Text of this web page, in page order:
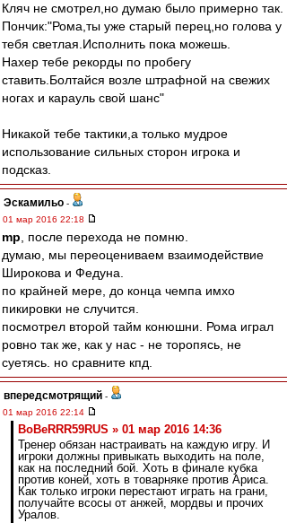
Кляч не смотрел,но думаю было примерно так.
Пончик:"Рома,ты уже старый перец,но голова у
тебя светлая.Исполнить пока можешь.
Нахер тебе рекорды по пробегу
ставить.Болтайся возле штрафной на свежих
ногах и карауль свой шанс"
Никакой тебе тактики,а только мудрое
использование сильных сторон игрока и
подсказ.
Эскамильо -
01 мар 2016 22:18
mp , после перехода не помню.
думаю, мы переоцениваем взаимодействие
Широкова и Федуна.
по крайней мере, до конца чемпа имхо
пикировки не случится.
посмотрел второй тайм конюшни. Рома играл
ровно так же, как у нас - не торопясь, не
суетясь. но сравните кпд.
впередсмотрящий -
01 мар 2016 22:14
BoBeRRR59RUS » 01 мар 2016 14:36
Тренер обязан настраивать на каждую игру. И
игроки должны привыкать выходить на поле,
как на последний бой. Хоть в финале кубка
против коней, хоть в товарняке против Ариса.
Как только игроки перестают играть на грани,
получайте всосы от анжей, мордвы и прочих
Уралов.